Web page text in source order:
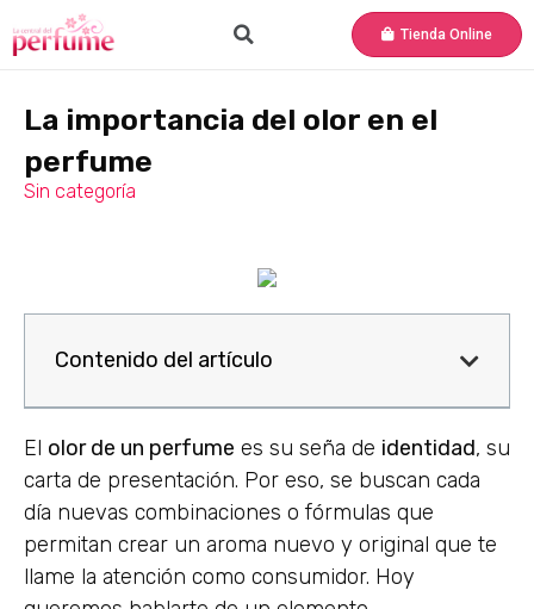
Tienda Online
La importancia del olor en el
perfume
Sin categoría
Contenido del artículo
El olor de un perfume es su seña de identidad, su
carta de presentación. Por eso, se buscan cada
día nuevas combinaciones o fórmulas que
permitan crear un aroma nuevo y original que te
llame la atención como consumidor. Hoy